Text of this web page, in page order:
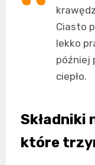
Ciasto
lekko
później
ciepło.
Składniki
które